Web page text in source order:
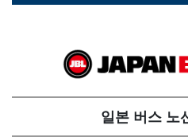
일본 버스 노